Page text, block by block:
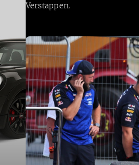
Verstappen.